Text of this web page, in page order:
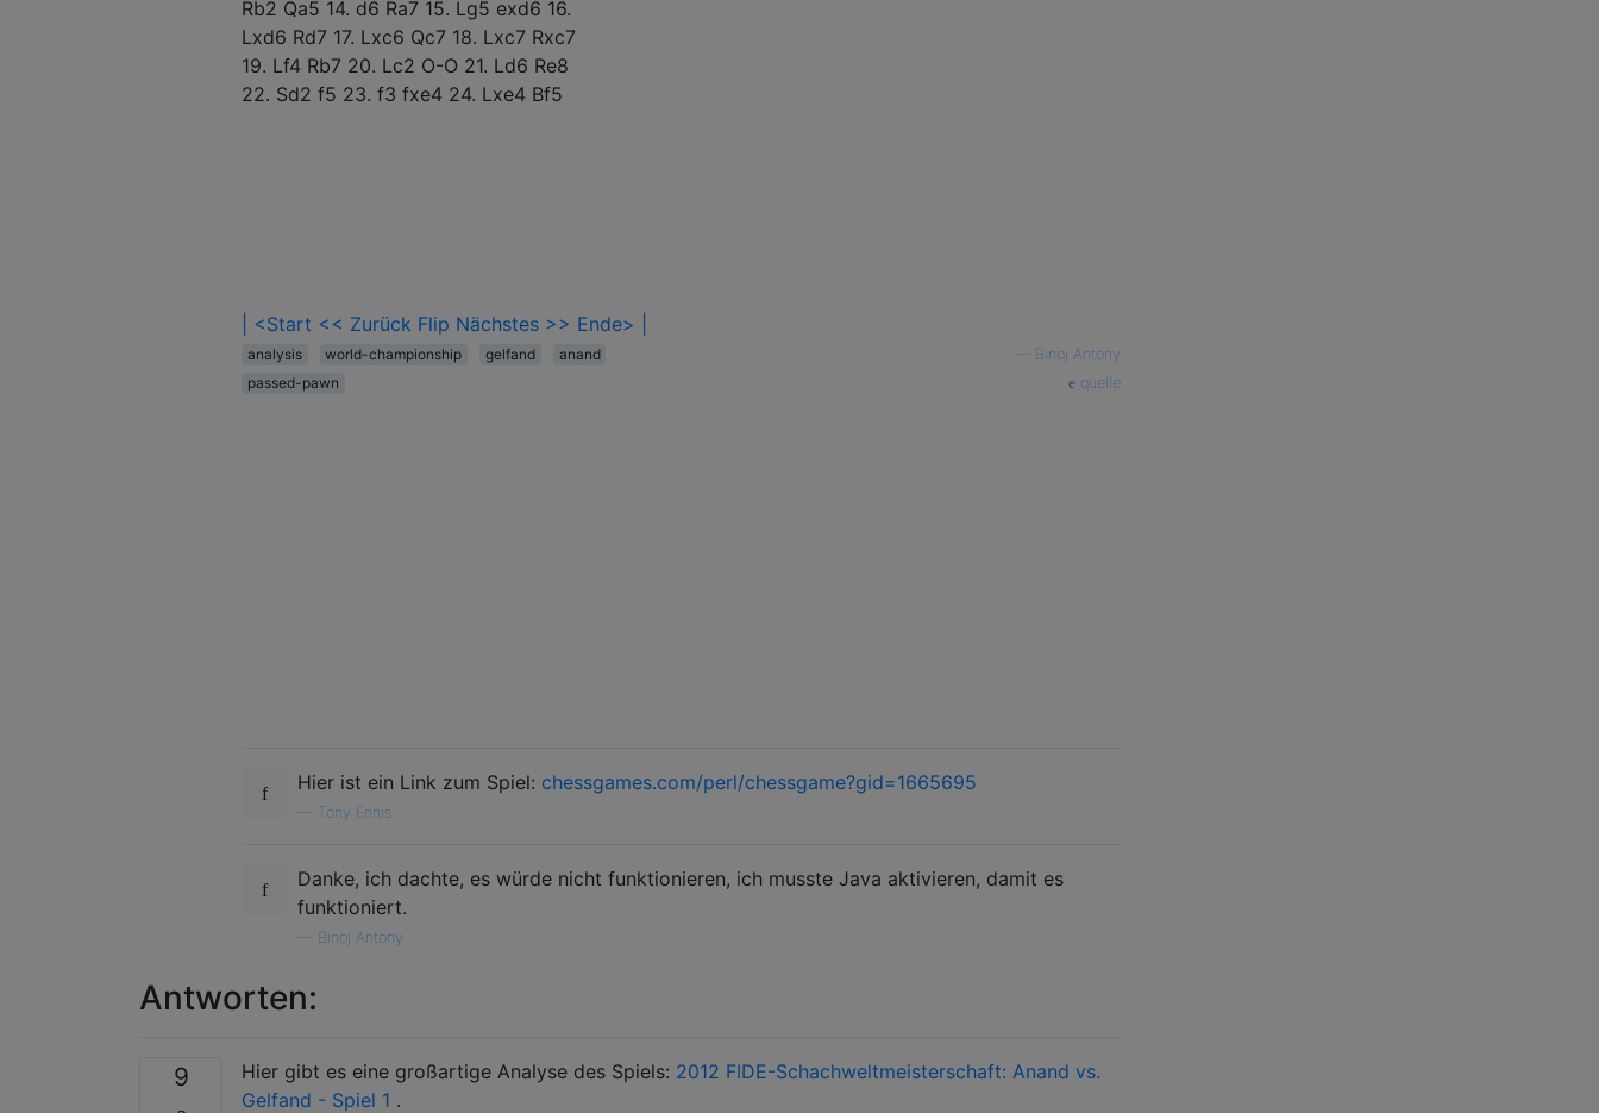
Rb2 Qa5 14. d6 Ra7 15. Lg5 exd6 16.
Lxd6 Rd7 17. Lxc6 Qc7 18. Lxc7 Rxc7
19. Lf4 Rb7 20. Lc2 O-O 21. Ld6 Re8
22. Sd2 f5 23. f3 fxe4 24. Lxe4 Bf5
| <Start << Zurück Flip Nächstes >> Ende> |
analysis world-championship gelfand
anand
passed-pawn
Binoj Antony
quelle
Hier ist ein Link zum Spiel: chessgames.com/perl/chessgame?gid=1665695
Tony Ennis
Danke, ich dachte, es würde nicht funktionieren, ich musste Java aktivieren, damit es
funktioniert.
Binoj Antony
Antworten:
9 Hier gibt es eine großartige Analyse des Spiels: 2012 FIDE-Schachweltmeisterschaft: Anand vs.
Gelfand - Spiel 1 .